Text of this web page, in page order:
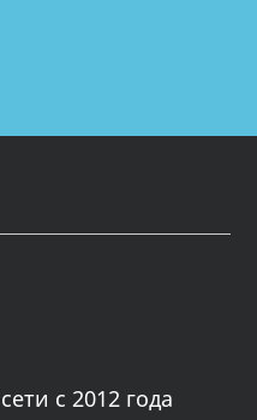
с 2012 года